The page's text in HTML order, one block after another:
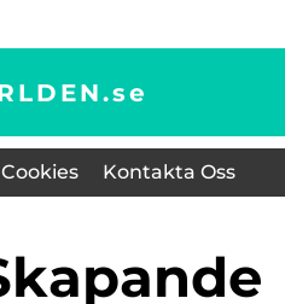
se
Cookies Kontakta Oss